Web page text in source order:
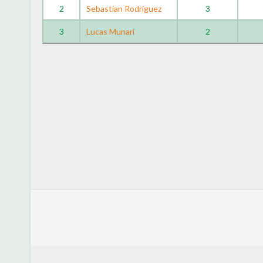
2 Sebastian Rodriguez 3
3 Lucas Munari 2